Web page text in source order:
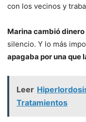
con los vecinos y
Marina cambió
silencio. Y lo más
apagaba por una que
Leer
Tratamientos